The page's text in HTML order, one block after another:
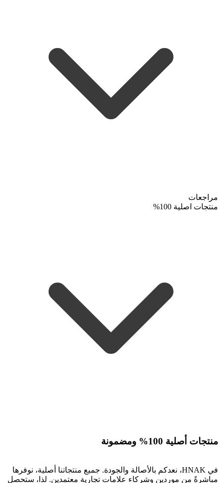
مراجعات
منتجات اصلية 100%
منتجات أصلية 100% ومضمونة
في HNAK، نعدكم بالأصالة والجودة. جميع منتجاتنا أصلية، نوفرها
مباشرةً من موردين وشركاء علامات تجارية معتمدين. لذا، ستحصل